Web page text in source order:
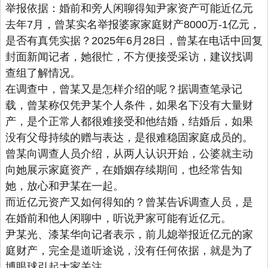
举报依据：婚前和旁人闲聊得知尹家资产可能近亿元
去年7月，曾某实名举报婆家家庭财产8000万-1亿元，
是否有真凭实据？2025年6月28日，曾某在电话中回复
封面新闻记者，她很忙，不方便接受采访，建议找调
查组了解情况。
在调查中，曾某又是怎样介绍的呢？据调查笔录记
载，曾某称仅凭尹某个人条件，如果名下没有大量财
产，是个正常人都很难接受和他结婚，结婚后，如果
没有父母持续的赠与表达，是很难稳固家庭成员的。
曾某向调查人员介绍，从两人认识开始，公婆就主动
向她展示家庭资产，在婚姻存续期间，也经常告知
她，放心和尹某在一起。
而近亿元资产又如何得知的？曾某告诉调查人员，是
在婚前和他人闲聊中，听说尹家可能有近亿元。
尹某光、漆某华向记者表示，前儿媳举报近亿元的家
庭财产，完全是道听途说，没有任何依据，就是为了